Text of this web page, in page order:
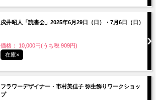
戌井昭人「読書会」2025年6月29日（日）・7月6日（日）
価格： 10,000円(うち税 909円)
在庫×
フラワーデザイナー・市村美佳子 弥生飾りワークショッ
プ